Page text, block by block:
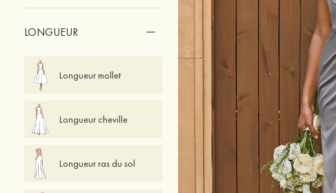
LONGUEUR
Longueur mollet
Longueur cheville
Longueur ras du sol